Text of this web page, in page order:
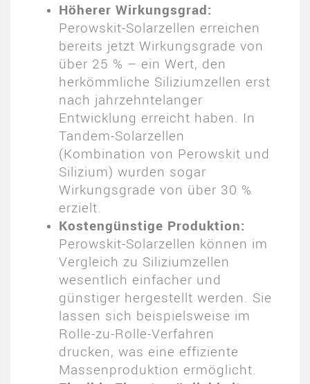
Höherer Wirkungsgrad:
Perowskit-Solarzellen erreichen
bereits jetzt Wirkungsgrade von
über 25 % – ein Wert, den
herkömmliche Siliziumzellen erst
nach jahrzehntelanger
Entwicklung erreicht haben. In
Tandem-Solarzellen
(Kombination von Perowskit und
Silizium) wurden sogar
Wirkungsgrade von über 30 %
erzielt.
Kostengünstige Produktion:
Perowskit-Solarzellen können im
Vergleich zu Siliziumzellen
wesentlich einfacher und
günstiger hergestellt werden. Sie
lassen sich beispielsweise im
Rolle-zu-Rolle-Verfahren
drucken, was eine effiziente
Massenproduktion ermöglicht.